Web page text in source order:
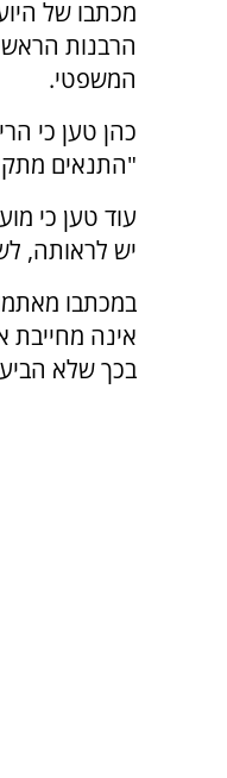
מכתבו של
הרבנות
המשפטי.
כהן טען כי
"התנאים
עוד טען כי
יש לראותה,
במכתבו
אינה מחייבת
בכך שלא